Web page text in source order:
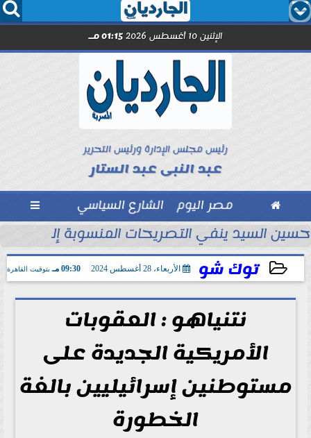
  
الإثنين 10 أغسطس 2026 01:15 مـ
رئيس مجلس الإدارة ورئيس التحرير
عبد النبى عبد الستار
 مصر اليوم الشارع السياسي 
حسين السيد ينفي التصريحات المنسوبة إليه..
توك شو الأربعاء، 28 أغسطس 2024 09:30 مـ بتوقيت القاهرة
2024-08-28 21:30:16
نتنياهو : العقوبات
الأمريكية الجديدة على
مستوطنين إسرائيليين بالغة
الخطورة